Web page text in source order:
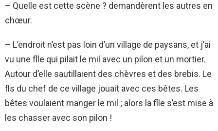
– Quelle est cette scène ? demandèrent les autres en
chœur.
– L’endroit n’est pas loin d’un village de paysans, et j’ai
vu une flle qui pilait le mil avec un pilon et un mortier.
Autour d’elle sautillaient des chèvres et des brebis. Le
fls du chef de ce village jouait avec ces bêtes. Les
bêtes voulaient manger le mil ; alors la flle s’est mise à
les chasser avec son pilon !